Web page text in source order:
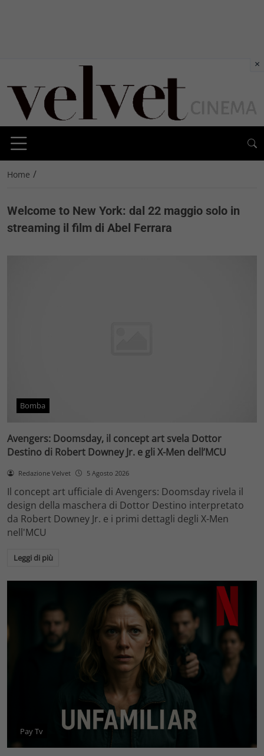
Home /
Welcome to New York: dal 22 maggio solo in
streaming il film di Abel Ferrara
Bomba
Avengers: Doomsday, il concept art svela Dottor
Destino di Robert Downey Jr. e gli X-Men dell’MCU
Redazione Velvet 5 Agosto 2026
Il concept art ufficiale di Avengers: Doomsday rivela il
design della maschera di Dottor Destino interpretato
da Robert Downey Jr. e i primi dettagli degli X-Men
nell'MCU
Leggi di più
Pay Tv
×